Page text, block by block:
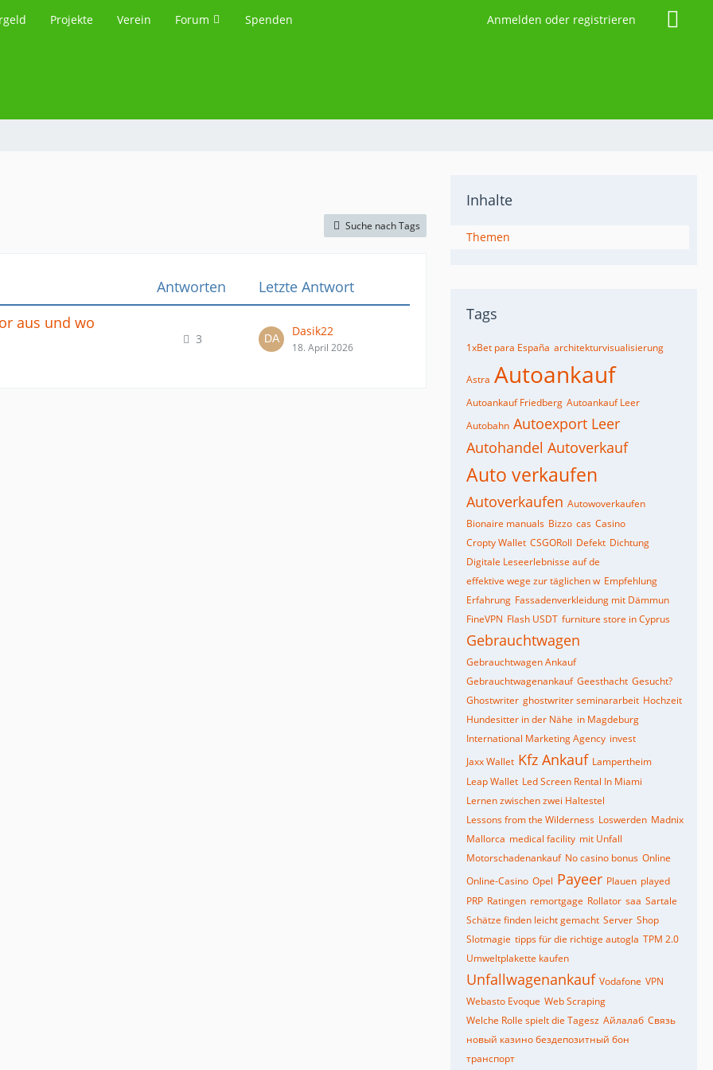
Projekte Verein Forum Spenden Anmelden oder registrieren
Suche nach Tags
Antworten
Letzte Antwort
aus und wo
3
Dasik22
18. April 2026
Inhalte
Themen
Tags
1xBet para España architekturvisualisierung
Astra Autoankauf
Autoankauf Friedberg Autoankauf Leer
Autobahn Autoexport Leer
Autohandel Autoverkauf
Auto verkaufen
Autoverkaufen Autowoverkaufen
Bionaire manuals Bizzo cas Casino
Cropty Wallet CSGORoll Defekt Dichtung
Digitale Leseerlebnisse auf de
effektive wege zur täglichen w Empfehlung
Erfahrung Fassadenverkleidung mit Dämmun
FineVPN Flash USDT furniture store in Cyprus
Gebrauchtwagen
Gebrauchtwagen Ankauf
Gebrauchtwagenankauf Geesthacht Gesucht?
Ghostwriter ghostwriter seminararbeit Hochzeit
Hundesitter in der Nähe in Magdeburg
International Marketing Agency invest
Jaxx Wallet Kfz Ankauf Lampertheim
Leap Wallet Led Screen Rental In Miami
Lernen zwischen zwei Haltestel
Lessons from the Wilderness Loswerden Madnix
Mallorca medical facility mit Unfall
Motorschadenankauf No casino bonus Online
Online-Casino Opel Payeer Plauen played
PRP Ratingen remortgage Rollator saa Sartale
Schätze finden leicht gemacht Server Shop
Slotmagie tipps für die richtige autogla TPM 2.0
Umweltplakette kaufen
Unfallwagenankauf Vodafone VPN
Webasto Evoque Web Scraping
Welche Rolle spielt die Tagesz Айлалаб Связь
новый казино бездепозитный бон
транспорт